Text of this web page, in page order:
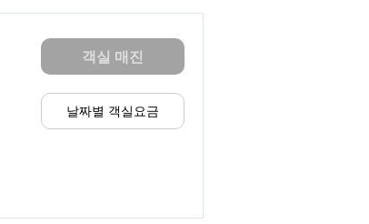
객실 매진
날짜별 객실요금